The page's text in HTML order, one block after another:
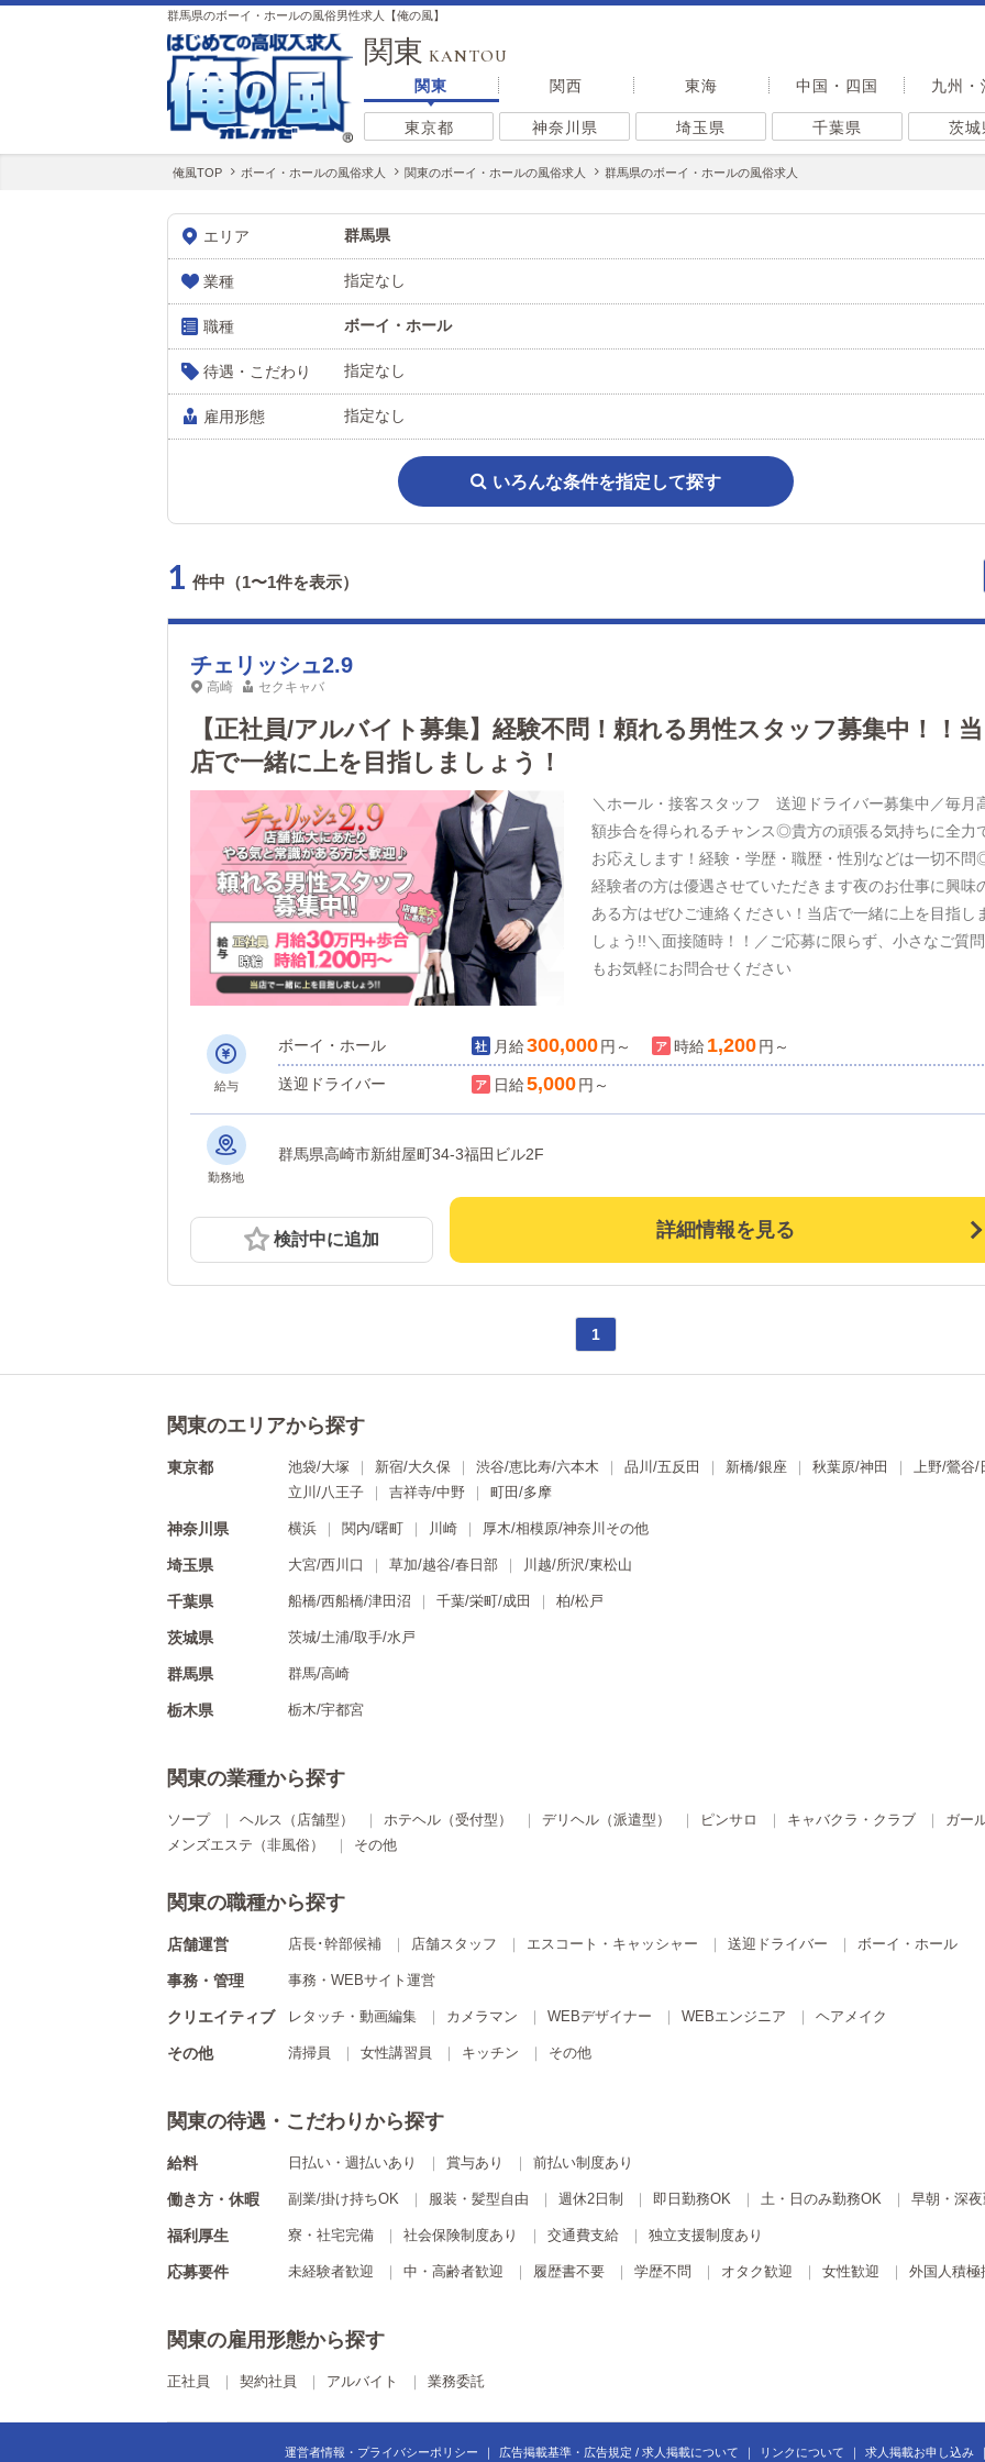
群馬県のボーイ・ホールの風俗男性求人【俺の風】
関東 KANTOU
関東 関西 東海 中国・四国 九州・
東京都 神奈川県 埼玉県 千葉県 茨城
俺風TOP ボーイ・ホールの風俗求人 関東のボーイ・ホールの風俗求人 群馬県のボーイ・ホールの風俗求人
エリア 群馬県
業種 指定なし
職種 ボーイ・ホール
待遇・こだわり 指定なし
雇用形態 指定なし
いろんな条件を指定して探す
1 件中（1〜1件を表示）
チェリッシュ2.9
高崎 セクキャバ
【正社員/アルバイト募集】経験不問！頼れる男性スタッフ募集中！！当
店で一緒に上を目指しましょう！
＼ホール・接客スタッフ 送迎ドライバー募集中／毎月
額歩合を得られるチャンス◎貴方の頑張る気持ちに全力
お応えします！経験・学歴・職歴・性別などは一切不
経験者の方は優遇させていただきます夜のお仕事に興味
ある方はぜひご連絡ください！当店で一緒に上を目指し
しょう!!＼面接随時！！／ご応募に限らず、小さなご質
もお気軽にお問合せください
給与
ボーイ・ホール 月給300,000円～ 時給 1,200円～
送迎ドライバー 日給5,000円～
勤務地
群馬県高崎市新紺屋町34-3福田ビル2F
検討中に追加 詳細情報を見る
1
関東のエリアから探す
東京都 池袋/大塚 新宿/大久保 渋谷/恵比寿/六本木 品川/五反田 新橋/銀座 秋葉原/神田 上野/鶯谷/
立川/八王子
吉祥寺/中野 町田/多摩
神奈川県 横浜 関内/曙町 川崎 厚木/相模原/神奈川その他
埼玉県 大宮/西川口 草加/越谷/春日部 川越/所沢/東松山
千葉県 船橋/西船橋/津田沼 千葉/栄町/成田 柏/松戸
茨城県 茨城/土浦/取手/水戸
群馬県 群馬/高崎
栃木県 栃木/宇都宮
関東の業種から探す
ソープ ヘルス（店舗型） ホテヘル（受付型） デリヘル（派遣型） ピンサロ キャバクラ・クラブ ガー
メンズエステ（非風俗）
その他
関東の職種から探す
店舗運営 店長･幹部候補 店舗スタッフ エスコート・キャッシャー 送迎ドライバー ボーイ・ホール
事務・管理 事務・WEBサイト運営
クリエイティブ レタッチ・動画編集 カメラマン WEBデザイナー WEBエンジニア ヘアメイク
その他 清掃員 女性講習員 キッチン その他
関東の待遇・こだわりから探す
給料 日払い・週払いあり 賞与あり 前払い制度あり
働き方・休暇 副業/掛け持ちOK 服装・髪型自由 週休2日制 即日勤務OK 土・日のみ勤務OK 早朝・深
福利厚生 寮・社宅完備 社会保険制度あり 交通費支給 独立支援制度あり
応募要件 未経験者歓迎 中・高齢者歓迎 履歴書不要 学歴不問 オタク歓迎 女性歓迎 外国人積極
関東の雇用形態から探す
正社員 契約社員 アルバイト 業務委託
運営者情報・プライバシーポリシー 広告掲載基準・広告規定 / 求人掲載について リンクについて 求人掲載お申し込み